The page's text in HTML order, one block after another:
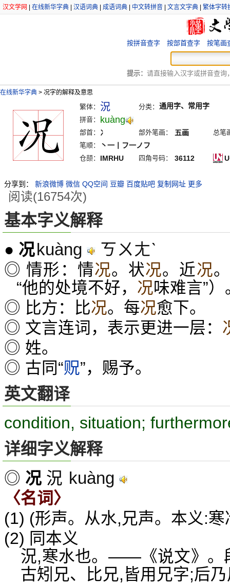
汉文学网 在线新华字典 汉语词典 成语词典 中文转拼音 文言文字典 繁体字转
按拼音查字 按部首查字 按笔画
提示： 请直接输入汉字或拼音查询
在线新华字典 > 况字的解释及意思
繁体： 況 分类： 通用字、常用字
拼音： kuàng
部首： 冫 部外笔画： 五画
总笔
笔顺：
丶一丨フ一ノフ
仓颉： IMRHU 四角号码： 36112
分享到： 新浪微博 微信 QQ空间 豆瓣 百度贴吧 复制网址 更多
阅读(16754次)
基本字义解释
● 况kuàng ㄎㄨㄤˋ
◎ 情形：情况。状况。近况。
“他的处境不好， 况味难言”）
◎ 比方：比况。每况愈下。
◎ 文言连词，表示更进一层：
◎ 姓。
◎ 古同“贶”，赐予。
英文翻译
condition, situation;
详细字义解释
◎ 况 況 kuàng
〈名词〉
(1) (形声。从水,兄声。本义:寒
(2) 同本义
況,寒水也。——《说文》。
古矧兄、比兄,皆用兄字;后